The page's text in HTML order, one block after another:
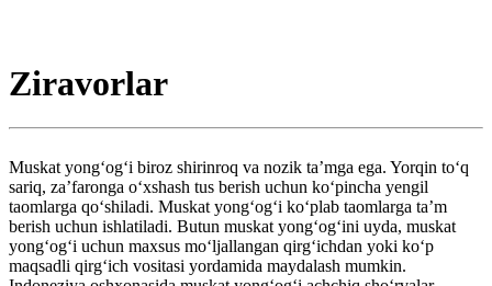
Ziravorlar
Muskat yongʻogʻi biroz shirinroq va nozik taʼmga ega. Yorqin toʻq
sariq, zaʼfaronga oʻxshash tus berish uchun koʻpincha yengil
taomlarga qo‘shiladi. Muskat yongʻogʻi koʻplab taomlarga taʼm
berish uchun ishlatiladi. Butun muskat yongʻogʻini uyda, muskat
yongʻogʻi uchun maxsus moʻljallangan qirgʻichdan yoki koʻp
maqsadli qirg‘ich vositasi yordamida maydalash mumkin.